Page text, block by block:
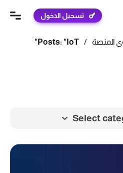
تسجيل الدخول
المنصة /
Posts: "IoT"
Select